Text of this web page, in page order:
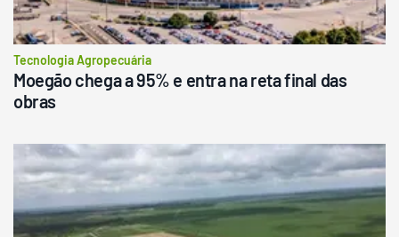
Tecnologia Agropecuária
Moegão chega a 95% e entra na reta final das
obras